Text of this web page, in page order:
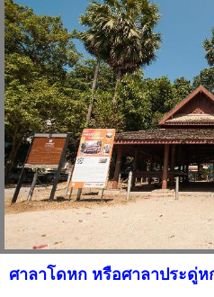
ศาลาโดหก หรือศาลาประดู่ห